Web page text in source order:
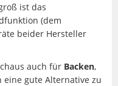
ist das
(dem
beider Hersteller
auch für Backen,
eine gute Alternative zu